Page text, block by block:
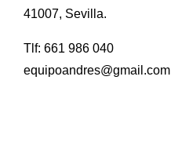
41007, Sevilla.
Tlf: 661 986 040
equipoandres@gmail.com